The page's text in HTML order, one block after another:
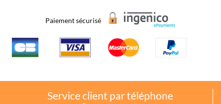
Paiement sécurisé
Service client par téléphone